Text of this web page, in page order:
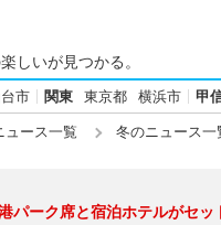
しいが見つかる。
市 関東 東京都 横浜市 甲
ュース一覧 冬のニュース一
港パーク席と宿泊ホテルがセッ